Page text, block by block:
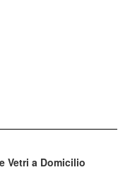
Vetri a Domicilio